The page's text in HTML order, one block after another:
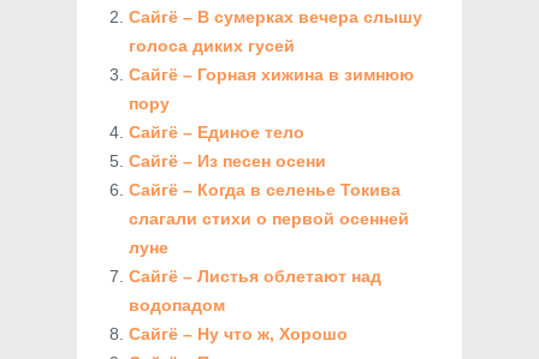
Сайгё – В сумерках вечера слышу
голоса диких гусей
Сайгё – Горная хижина в зимнюю
пору
Сайгё – Единое тело
Сайгё – Из песен осени
Сайгё – Когда в селенье Токива
слагали стихи о первой осенней
луне
Сайгё – Листья облетают над
водопадом
Сайгё – Ну что ж, Хорошо